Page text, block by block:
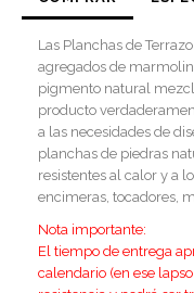
Las Planchas de
agregados de
pigmento natural
producto
a las necesidades de
planchas de piedras
resistentes al calor y a
encimeras, tocadores,
Nota importante:
El tiempo de entrega
calendario (en ese